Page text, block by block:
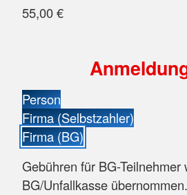
55,00 €
Person
Firma (Selbstzahler)
Firma (BG)
Gebühren für BG-Teilnehmer
BG/Unfallkasse übernommen.